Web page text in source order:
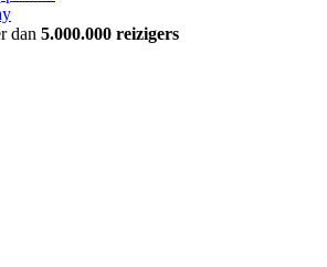
dan 5.000.000 reizigers